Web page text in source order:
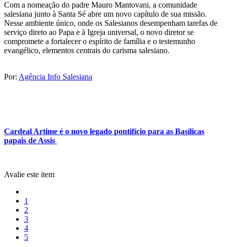
Com a nomeação do padre Mauro Mantovani, a comunidade
salesiana junto à Santa Sé abre um novo capítulo de sua missão.
Nesse ambiente único, onde os Salesianos desempenham tarefas de
serviço direto ao Papa e à Igreja universal, o novo diretor se
compromete a fortalecer o espírito de família e o testemunho
evangélico, elementos centrais do carisma salesiano.
Por: Agência Info Salesiana
Cardeal Artime é o novo legado pontifício para as Basílicas
papais de Assis
Avalie este item
1
2
3
4
5